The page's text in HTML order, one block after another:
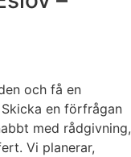
och få en
en förfrågan
med rådgivning,
Vi planerar,